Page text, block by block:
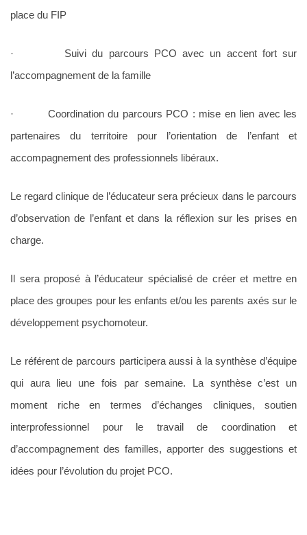
place du FIP
· Suivi du parcours PCO avec un accent fort sur
l’accompagnement de la famille
· Coordination du parcours PCO : mise en lien avec les
partenaires du territoire pour l’orientation de l’enfant et
accompagnement des professionnels libéraux.
Le regard clinique de l’éducateur sera précieux dans le parcours
d’observation de l’enfant et dans la réflexion sur les prises en
charge.
Il sera proposé à l’éducateur spécialisé de créer et mettre en
place des groupes pour les enfants et/ou les parents axés sur le
développement psychomoteur.
Le référent de parcours participera aussi à la synthèse d’équipe
qui aura lieu une fois par semaine. La synthèse c’est un
moment riche en termes d’échanges cliniques, soutien
interprofessionnel pour le travail de coordination et
d’accompagnement des familles, apporter des suggestions et
idées pour l’évolution du projet PCO.